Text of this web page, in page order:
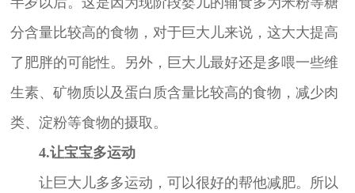
分含量比较高的食物，对于巨大儿来说，这大大提高
了肥胖的可能性。另外，巨大儿最好还是多喂一些维
生素、矿物质以及蛋白质含量比较高的食物，减少肉
类、淀粉等食物的摄取。
4.让宝宝多运动
让巨大儿多多运动，可以很好的帮他减肥。所以